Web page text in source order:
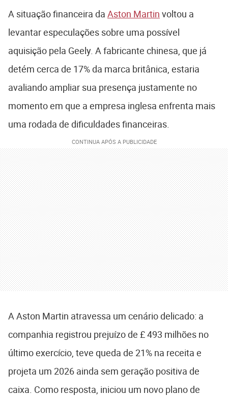
A situação financeira da Aston Martin voltou a
levantar especulações sobre uma possível
aquisição pela Geely. A fabricante chinesa, que já
detém cerca de 17% da marca britânica, estaria
avaliando ampliar sua presença justamente no
momento em que a empresa inglesa enfrenta mais
uma rodada de dificuldades financeiras.
A Aston Martin atravessa um cenário delicado: a
companhia registrou prejuízo de £ 493 milhões no
último exercício, teve queda de 21% na receita e
projeta um 2026 ainda sem geração positiva de
caixa. Como resposta, iniciou um novo plano de